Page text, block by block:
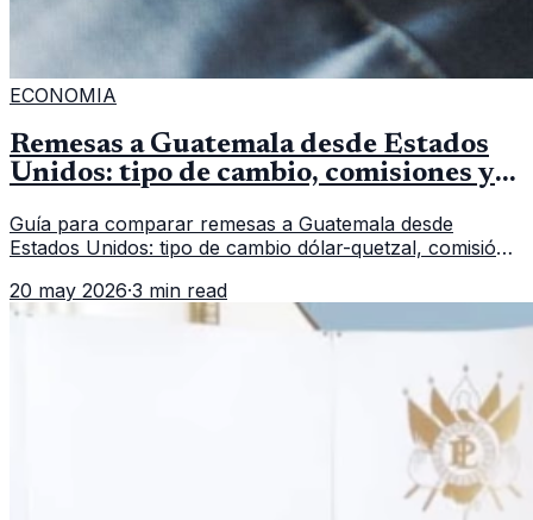
ECONOMIA
Remesas a Guatemala desde Estados
Unidos: tipo de cambio, comisiones y
Guía para comparar remesas a Guatemala desde
Estados Unidos: tipo de cambio dólar-quetzal, comisión,
recibido.
20 may 2026·3 min read